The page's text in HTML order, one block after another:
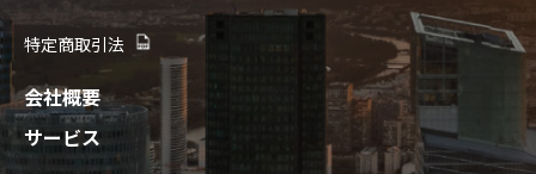
特定商取引法
会社概要
サービス